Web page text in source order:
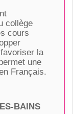
collège
cours
la
une
Français.
BAINS